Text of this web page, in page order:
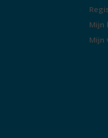
Mijn
Mijn